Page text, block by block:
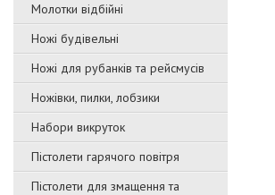
Молотки відбійні
Ножі будівельні
Ножі для рубанків та рейсмусів
Ножівки, пилки, лобзики
Набори викруток
Пістолети гарячого повітря
Пістолети для змащення та